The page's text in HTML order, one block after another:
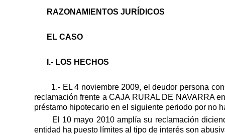
RAZONAMIENTOS JURÍDICOS
EL CASO
I.- LOS HECHOS
1.- EL 4 noviembre 2009, el deudor persona
reclamación frente a CAJA RURAL DE NAVARRA
préstamo hipotecario en el siguiente periodo por no
El 10 mayo 2010 amplía su reclamación
entidad ha puesto límites al tipo de interés son